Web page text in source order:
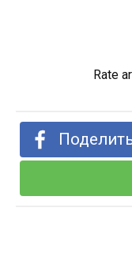
Rate